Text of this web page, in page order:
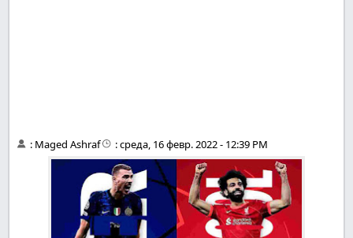
: Maged Ashraf :среда, 16 февр. 2022 - 12:39 PM